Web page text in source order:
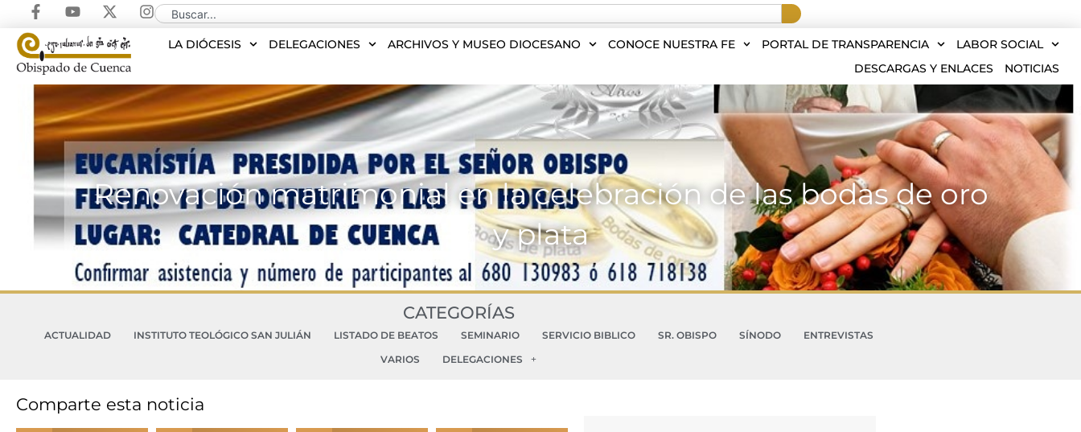
LA DIÓCESIS DELEGACIONES ARCHIVOS Y MUSEO DIOCESANO CONOCE NUESTRA FE PORTAL DE TRANSPARENCIA
LABOR SOCIAL
DESCARGAS Y ENLACES
NOTICIAS
Renovación matrimonial en la celebración de las bodas de oro
y plata
CATEGORÍAS
ACTUALIDAD INSTITUTO TEOLÓGICO SAN JULIÁN LISTADO DE BEATOS SEMINARIO SERVICIO BIBLICO SR. OBISPO SÍNODO
ENTREVISTAS
VARIOS
DELEGACIONES
Comparte esta noticia